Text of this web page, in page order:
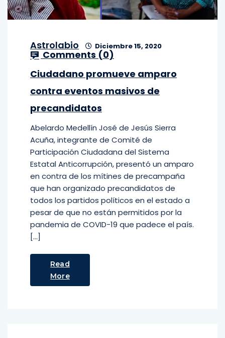
Astrolabio Diciembre 15, 2020
Comments (0)
Ciudadano promueve amparo
contra eventos masivos de
precandidatos
Abelardo Medellín José de Jesús Sierra
Acuña, integrante de Comité de
Participación Ciudadana del Sistema
Estatal Anticorrupción, presentó un amparo
en contra de los mítines de precampaña
que han organizado precandidatos de
todos los partidos políticos en el estado a
pesar de que no están permitidos por la
pandemia de COVID-19 que padece el país.
[…]
Read
More